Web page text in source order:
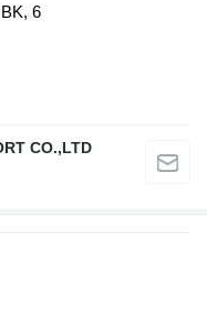
6
CO.,LTD